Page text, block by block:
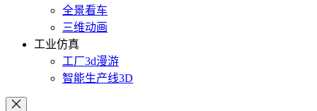
全景看车
三维动画
工业仿真
工厂3d漫游
智能生产线3D